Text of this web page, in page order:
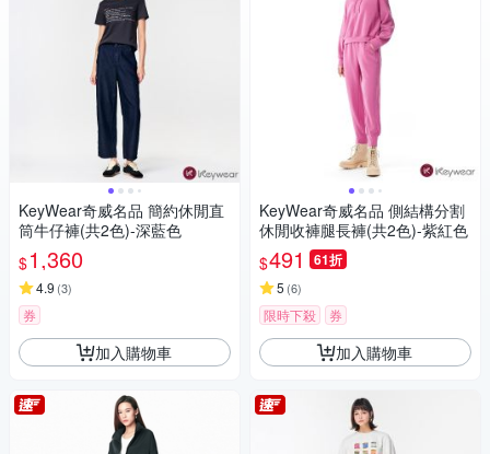
KeyWear奇威名品 簡約休閒直
筒牛仔褲(共2色)-深藍色
$1,360
4.9 (3)
券
加入購物車
KeyWear奇威名品 側結構分割
休閒收褲腿長褲(共2色)-紫紅色
$491 61折
5 (6)
限時下殺 券
加入購物車